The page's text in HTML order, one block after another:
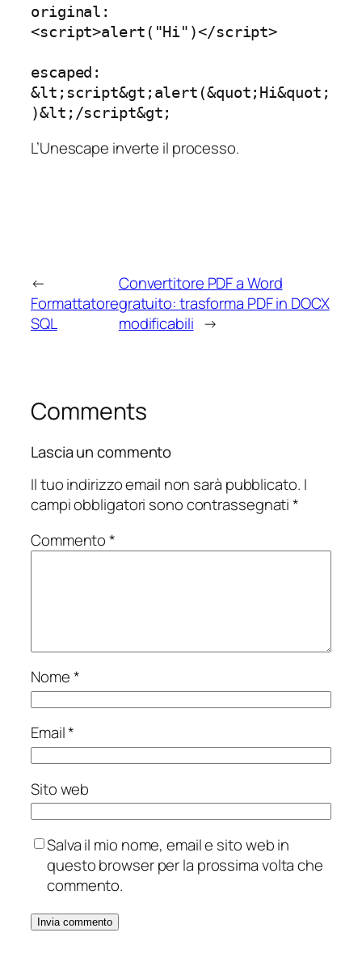
original:
<script>alert("Hi")</script>
escaped:
&lt;script&gt;alert(&quot;Hi&quot;
)&lt;/script&gt;
L’Unescape inverte il processo.
←
Formattatore
SQL
Convertitore PDF a Word
gratuito: trasforma PDF in DOCX
modificabili →
Comments
Lascia un commento
Il tuo indirizzo email non sarà pubblicato. I
campi obbligatori sono contrassegnati*
Commento*
Nome*
Email*
Sito web
Salva il mio nome, email e sito web in
questo browser per la prossima volta che
commento.